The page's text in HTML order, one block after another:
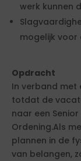
werk kunnen
mogelijk voor
Opdracht
In verband met
totdat de
naar een
Ordening.Als
plannen in de
van belangen,